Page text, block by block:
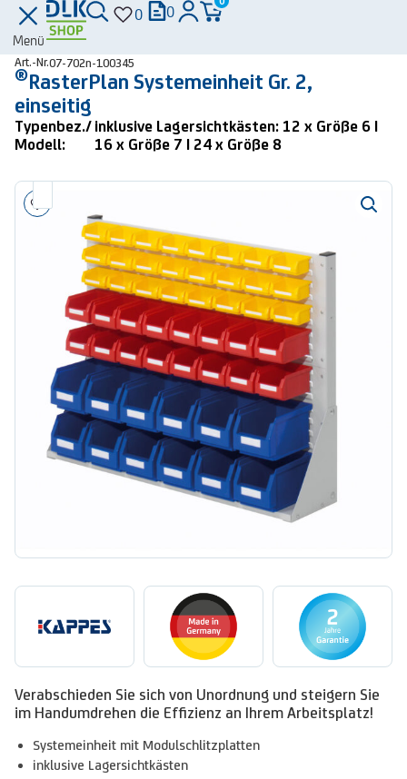
Menü
0 0
Art.-Nr.07-702n-100345
®RasterPlan Systemeinheit Gr. 2,
einseitig
Typenbez./
Modell:
inklusive Lagersichtkästen: 12 x Größe 6 |
16 x Größe 7 | 24 x Größe 8
Verabschieden Sie sich von Unordnung und steigern Sie
im Handumdrehen die Effizienz an Ihrem Arbeitsplatz!
Systemeinheit mit Modulschlitzplatten
inklusive Lagersichtkästen